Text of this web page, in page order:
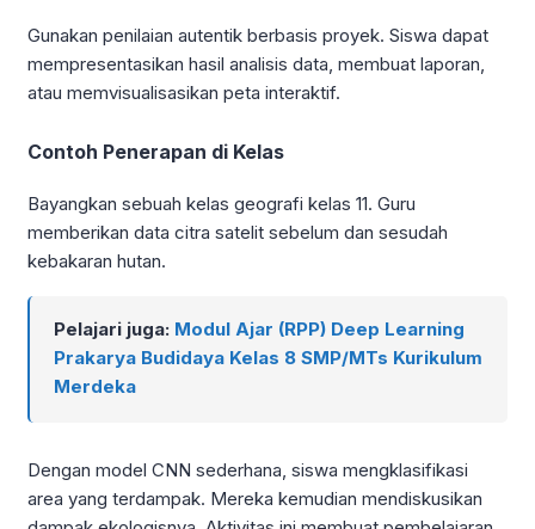
Gunakan penilaian autentik berbasis proyek. Siswa dapat
mempresentasikan hasil analisis data, membuat laporan,
atau memvisualisasikan peta interaktif.
Contoh Penerapan di Kelas
Bayangkan sebuah kelas geografi kelas 11. Guru
memberikan data citra satelit sebelum dan sesudah
kebakaran hutan.
Pelajari juga: Modul Ajar (RPP) Deep Learning
Prakarya Budidaya Kelas 8 SMP/MTs Kurikulum
Merdeka
Dengan model CNN sederhana, siswa mengklasifikasi
area yang terdampak. Mereka kemudian mendiskusikan